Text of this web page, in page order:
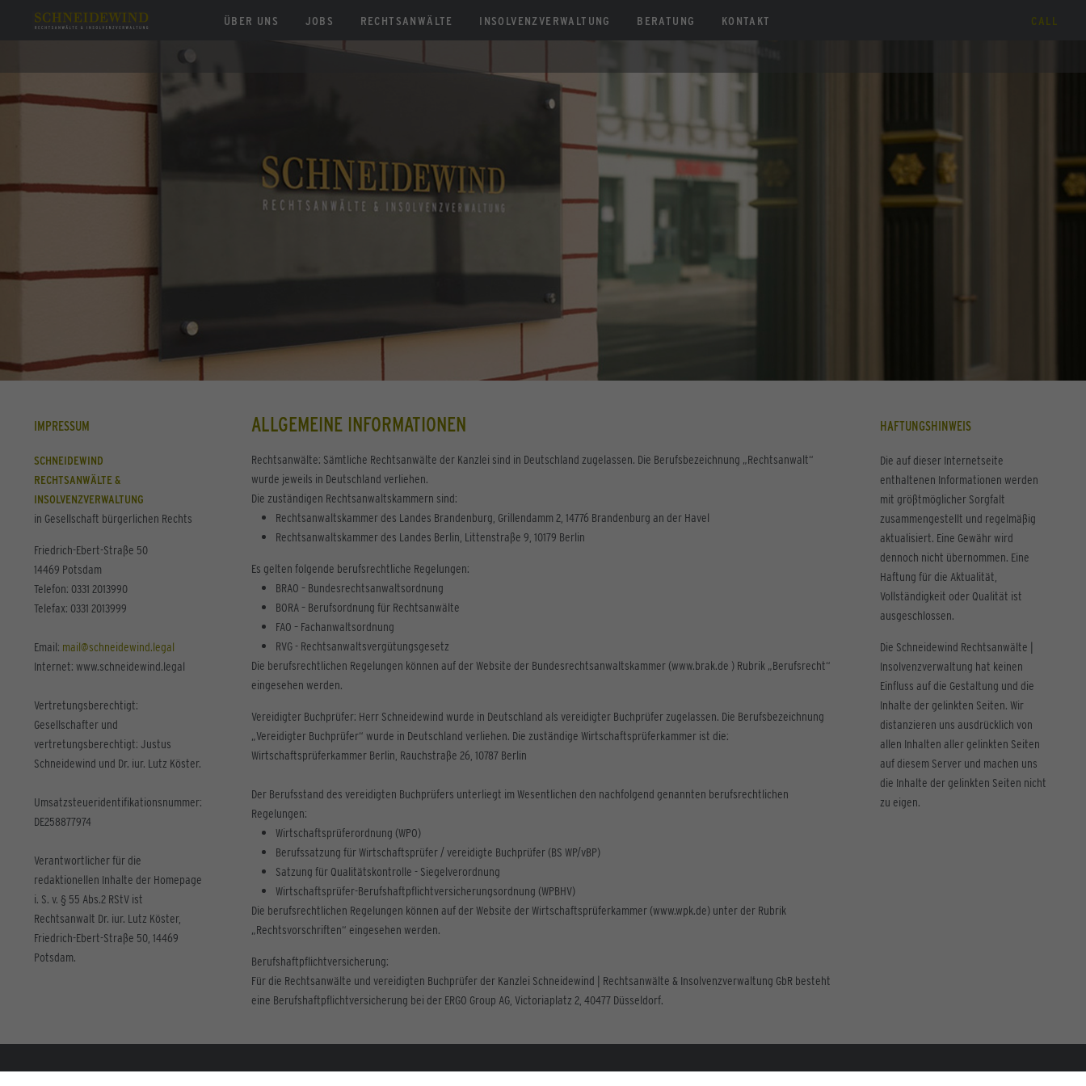
NAVIGATION
ÜBERSPRINGEN
ÜBER UNS JOBS RECHTSANWÄLTE INSOLVENZVERWALTUNG BERATUNG KONTAKT CALL
IMPRESSUM
SCHNEIDEWIND
RECHTSANWÄLTE &
INSOLVENZVERWALTUNG
in Gesellschaft bürgerlichen Rechts
Friedrich-Ebert-Straße 50
14469 Potsdam
Telefon: 0331 2013990
Telefax: 0331 2013999
Email: mail@schneidewind.legal
Internet: www.schneidewind.legal
Vertretungsberechtigt:
Gesellschafter und
vertretungsberechtigt: Justus
Schneidewind und Dr. iur. Lutz Köster.
Umsatzsteueridentifikationsnummer:
DE258877974
Verantwortlicher für die
redaktionellen Inhalte der Homepage
i. S. v. § 55 Abs.2 RStV ist
Rechtsanwalt Dr. iur. Lutz Köster,
Friedrich-Ebert-Straße 50, 14469
Potsdam.
ALLGEMEINE INFORMATIONEN
Rechtsanwälte: Sämtliche Rechtsanwälte der Kanzlei sind in Deutschland zugelassen. Die Berufsbezeichnung „Rechtsanwalt“
wurde jeweils in Deutschland verliehen.
Die zuständigen Rechtsanwaltskammern sind:
Rechtsanwaltskammer des Landes Brandenburg, Grillendamm 2, 14776 Brandenburg an der Havel
Rechtsanwaltskammer des Landes Berlin, Littenstraße 9, 10179 Berlin
Es gelten folgende berufsrechtliche Regelungen:
BRAO – Bundesrechtsanwaltsordnung
BORA – Berufsordnung für Rechtsanwälte
FAO – Fachanwaltsordnung
RVG - Rechtsanwaltsvergütungsgesetz
Die berufsrechtlichen Regelungen können auf der Website der Bundesrechtsanwaltskammer (www.brak.de ) Rubrik „Berufsrecht“
eingesehen werden.
Vereidigter Buchprüfer: Herr Schneidewind wurde in Deutschland als vereidigter Buchprüfer zugelassen. Die Berufsbezeichnung
„Vereidigter Buchprüfer“ wurde in Deutschland verliehen. Die zuständige Wirtschaftsprüferkammer ist die:
Wirtschaftsprüferkammer Berlin, Rauchstraße 26, 10787 Berlin
Der Berufsstand des vereidigten Buchprüfers unterliegt im Wesentlichen den nachfolgend genannten berufsrechtlichen
Regelungen:
Wirtschaftsprüferordnung (WPO)
Berufssatzung für Wirtschaftsprüfer / vereidigte Buchprüfer (BS WP/vBP)
Satzung für Qualitätskontrolle - Siegelverordnung
Wirtschaftsprüfer-Berufshaftpflichtversicherungsordnung (WPBHV)
Die berufsrechtlichen Regelungen können auf der Website der Wirtschaftsprüferkammer (www.wpk.de) unter der Rubrik
„Rechtsvorschriften“ eingesehen werden.
Berufshaftpflichtversicherung:
Für die Rechtsanwälte und vereidigten Buchprüfer der Kanzlei Schneidewind | Rechtsanwälte & Insolvenzverwaltung GbR besteht
eine Berufshaftpflichtversicherung bei der ERGO Group AG, Victoriaplatz 2, 40477 Düsseldorf.
HAFTUNGSHINWEIS
Die auf dieser Internetseite
enthaltenen Informationen werden
mit größtmöglicher Sorgfalt
zusammengestellt und regelmäßig
aktualisiert. Eine Gewähr wird
dennoch nicht übernommen. Eine
Haftung für die Aktualität,
Vollständigkeit oder Qualität ist
ausgeschlossen.
Die Schneidewind Rechtsanwälte |
Insolvenzverwaltung hat keinen
Einfluss auf die Gestaltung und die
Inhalte der gelinkten Seiten. Wir
distanzieren uns ausdrücklich von
allen Inhalten aller gelinkten Seiten
auf diesem Server und machen uns
die Inhalte der gelinkten Seiten nicht
zu eigen.